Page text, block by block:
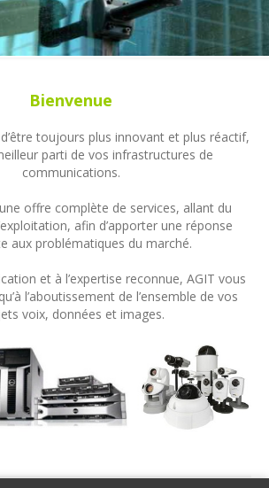
Bienvenue
toujours plus innovant et plus réactif,
parti de vos infrastructures de
communications.
offre complète de services, allant du
afin d’apporter une réponse
aux problématiques du marché.
et à l’expertise reconnue, AGIT vous
l’aboutissement de l’ensemble de vos
voix, données et images.